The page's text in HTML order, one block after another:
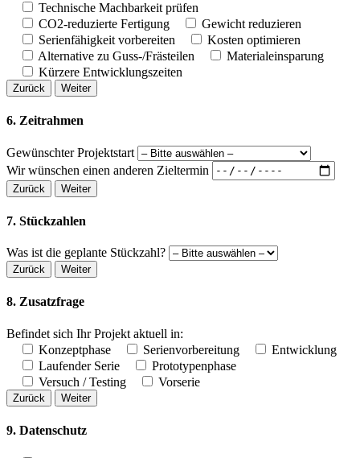
Technische Machbarkeit prüfen
CO2-reduzierte Fertigung
Gewicht reduzieren
Serienfähigkeit vorbereiten
Kosten optimieren
Alternative zu Guss-/Frästeilen
Materialeinsparung
Kürzere Entwicklungszeiten
Zurück Weiter
6. Zeitrahmen
Gewünschter Projektstart
Wir wünschen einen anderen Zieltermin
Zurück Weiter
7. Stückzahlen
Was ist die geplante Stückzahl?
Zurück Weiter
8. Zusatzfrage
Befindet sich Ihr Projekt aktuell in:
Konzeptphase
Serienvorbereitung
Entwicklung
Laufender Serie
Prototypenphase
Versuch / Testing
Vorserie
Zurück Weiter
9. Datenschutz